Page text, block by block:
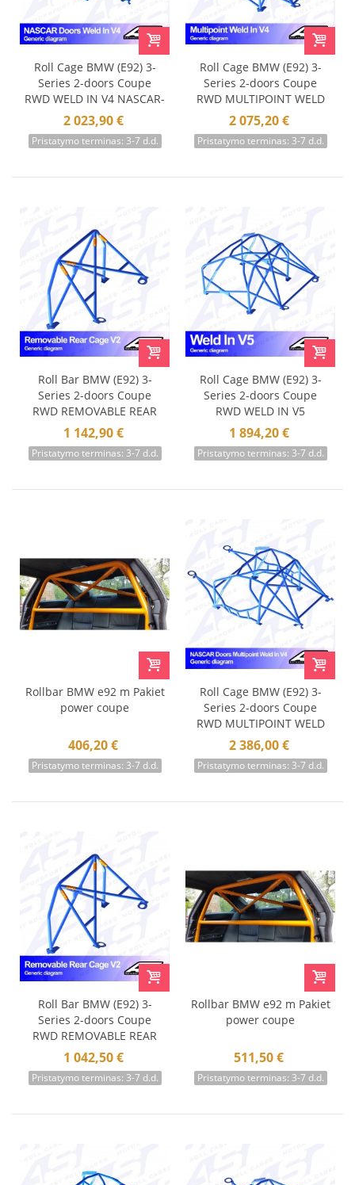
Roll Cage BMW (E92) 3-
Series 2-doors Coupe
RWD WELD IN V4 NASCAR-
door
2 023,90 €
Pristatymo terminas: 3-7 d.d.
Roll Cage BMW (E92) 3-
Series 2-doors Coupe
RWD MULTIPOINT WELD
IN V4
2 075,20 €
Pristatymo terminas: 3-7 d.d.
Roll Bar BMW (E92) 3-
Series 2-doors Coupe
RWD REMOVABLE REAR
CAGE V2
1 142,90 €
Pristatymo terminas: 3-7 d.d.
Roll Cage BMW (E92) 3-
Series 2-doors Coupe
RWD WELD IN V5
1 894,20 €
Pristatymo terminas: 3-7 d.d.
Rollbar BMW e92 m Pakiet
power coupe
406,20 €
Pristatymo terminas: 3-7 d.d.
Roll Cage BMW (E92) 3-
Series 2-doors Coupe
RWD MULTIPOINT WELD
IN V4 NASCAR-door
2 386,00 €
Pristatymo terminas: 3-7 d.d.
Roll Bar BMW (E92) 3-
Series 2-doors Coupe
RWD REMOVABLE REAR
CAGE V2
1 042,50 €
Pristatymo terminas: 3-7 d.d.
Rollbar BMW e92 m Pakiet
power coupe
511,50 €
Pristatymo terminas: 3-7 d.d.